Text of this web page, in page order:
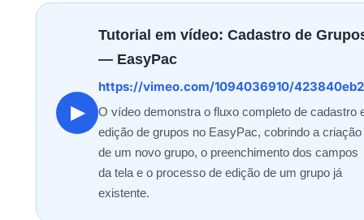
▶
Tutorial em vídeo: Cadastro de
— EasyPac
https://vimeo.com/1094036910/
O vídeo demonstra o fluxo completo de cadastro
edição de grupos no EasyPac, cobrindo a criação
de um novo grupo, o preenchimento dos campos
da tela e o processo de edição de um grupo já
existente.